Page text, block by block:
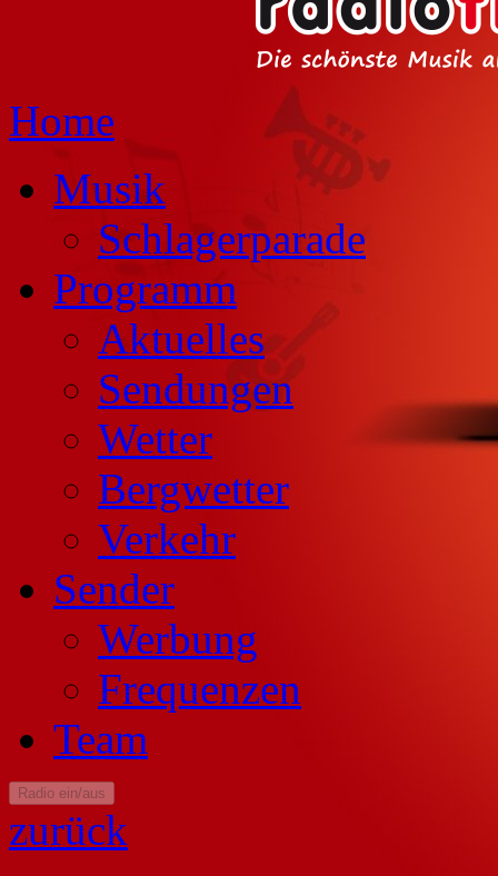
Home
Musik
Schlagerparade
Programm
Aktuelles
Sendungen
Wetter
Bergwetter
Verkehr
Sender
Werbung
Frequenzen
Team
Radio ein/aus
zurück